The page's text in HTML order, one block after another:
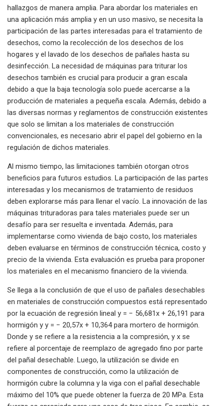
hallazgos de manera amplia. Para abordar los materiales en
una aplicación más amplia y en un uso masivo, se necesita la
participación de las partes interesadas para el tratamiento de
desechos, como la recolección de los desechos de los
hogares y el lavado de los desechos de pañales hasta su
desinfección. La necesidad de máquinas para triturar los
desechos también es crucial para producir a gran escala
debido a que la baja tecnología solo puede acercarse a la
producción de materiales a pequeña escala. Además, debido a
las diversas normas y reglamentos de construcción existentes
que solo se limitan a los materiales de construcción
convencionales, es necesario abrir el papel del gobierno en la
regulación de dichos materiales.
Al mismo tiempo, las limitaciones también otorgan otros
beneficios para futuros estudios. La participación de las partes
interesadas y los mecanismos de tratamiento de residuos
deben explorarse más para llenar el vacío. La innovación de las
máquinas trituradoras para tales materiales puede ser un
desafío para ser resuelta e inventada. Además, para
implementarse como vivienda de bajo costo, los materiales
deben evaluarse en términos de construcción técnica, costo y
precio de la vivienda. Esta evaluación es prueba para proponer
los materiales en el mecanismo financiero de la vivienda.
Se llega a la conclusión de que el uso de pañales desechables
en materiales de construcción compuestos está representado
por la ecuación de regresión lineal y = − 56,681x + 26,191 para
hormigón y y = − 20,57x + 10,364 para mortero de hormigón.
Donde y se refiere a la resistencia a la compresión, y x se
refiere al porcentaje de reemplazo de agregado fino por parte
del pañal desechable. Luego, la utilización se divide en
componentes de construcción, como la utilización de
hormigón cubre la columna y la viga con el pañal desechable
máximo del 10% que puede obtener la fuerza de 20 MPa. Esta